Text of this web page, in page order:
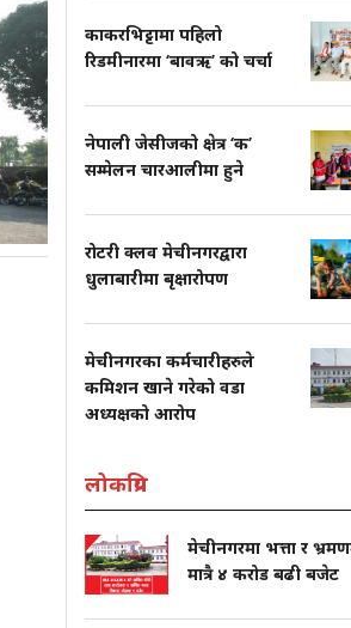
काकरभिट्टामा पहिलो
रिडमीनारमा ‘बावऋ’ को चर्चा
नेपाली जेसीजको क्षेत्र ‘क’
सम्मेलन चारआलीमा हुने
रोटरी क्लव मेचीनगरद्वारा
धुलाबारीमा बृक्षारोपण
मेचीनगरका कर्मचारीहरुले
कमिशन खाने गरेको वडा
अध्यक्षको आरोप
लोकप्रिय
मेचीनगरमा भत्ता र
मात्रै ४ करोड बढी बजेट